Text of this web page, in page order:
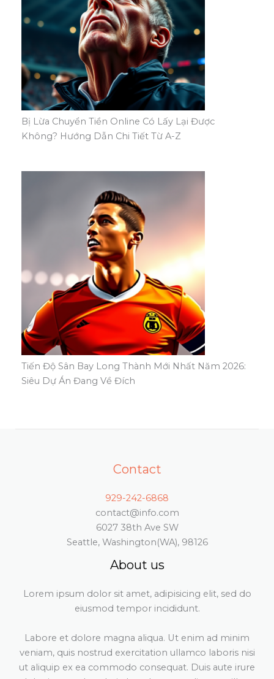
Bị Lừa Chuyển Tiền Online Có Lấy Lại Được
Không? Hướng Dẫn Chi Tiết Từ A-Z
Tiến Độ Sân Bay Long Thành Mới Nhất Năm 2026:
Siêu Dự Án Đang Về Đích
Contact
929-242-6868
contact@info.com
6027 38th Ave SW
Seattle, Washington(WA), 98126
About us
Lorem ipsum dolor sit amet, adipisicing elit, sed do
eiusmod tempor incididunt.
Labore et dolore magna aliqua. Ut enim ad minim
veniam, quis nostrud exercitation ullamco laboris nisi
ut aliquip ex ea commodo consequat. Duis aute irure